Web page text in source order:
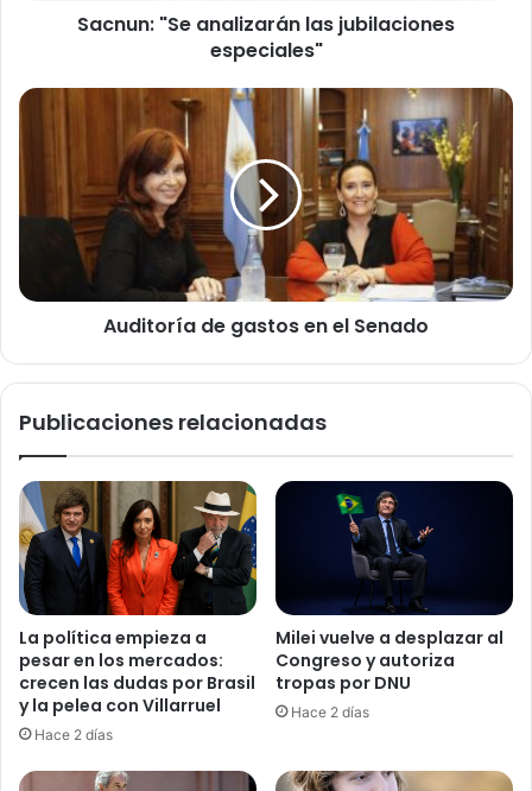
Sacnun: "Se analizarán las jubilaciones
especiales"
Auditoría
Senado
Auditoría de gastos en el Senado
Publicaciones relacionadas
La política empieza a
pesar en los mercados:
crecen las dudas por Brasil
y la pelea con Villarruel
Hace 2 días
Milei vuelve a desplazar al
Congreso y autoriza
tropas por DNU
Hace 2 días